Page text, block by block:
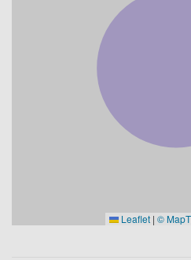
Leaflet | ©